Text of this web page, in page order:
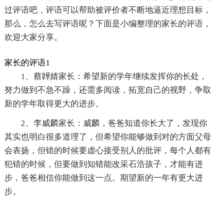
过评语吧，评语可以帮助被评价者不断地逼近理想目标，
那么，怎么去写评语呢？下面是小编整理的家长的评语，
欢迎大家分享。
家长的评语1
1、蔡韡婧家长：希望新的学年继续发挥你的长处，
努力做到不急不躁，还需多阅读，拓宽自己的视野，争取
新的学年取得更大的进步。
2、李威麟家长：威麟，爸爸知道你长大了，发现你
其实也明白很多道理了，但希望你能够做到对的方面父母
会表扬，但错的时候要虚心接受别人的批评，每个人都有
犯错的时候，但要做到知错能改采石浩孩子，才能有进
步，爸爸相信你能做到这一点。期望新的一年有更大进
步。